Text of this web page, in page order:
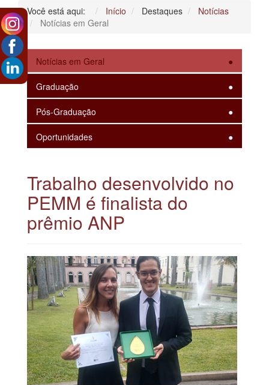
Você está aqui: Início Destaques
Notícias
Notícias em Geral
Notícias em Geral
Graduação
Pós-Graduação
Oportunidades
Trabalho desenvolvido no
PEMM é finalista do
prêmio ANP